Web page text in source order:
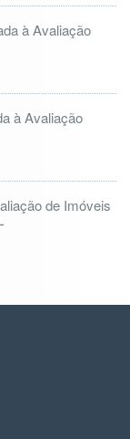
à Avaliação
à Avaliação
de Imóveis